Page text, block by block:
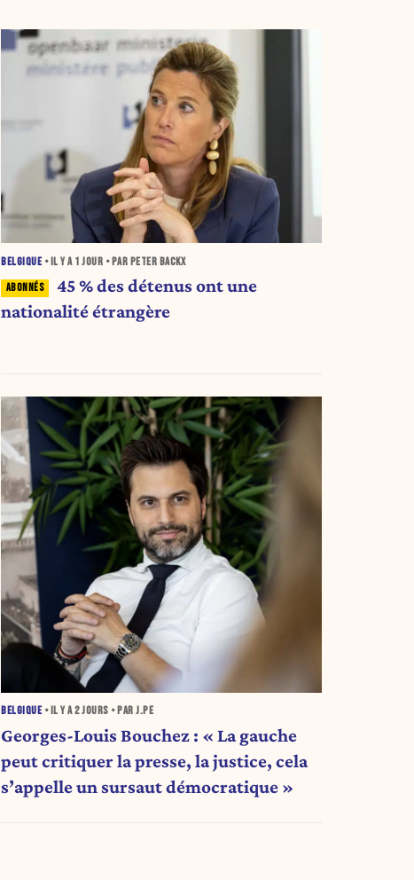
BELGIQUE • IL Y A 1 JOUR • PAR PETER BACKX
45 % des détenus ont une
nationalité étrangère
BELGIQUE • IL Y A2 JOURS • PAR J.PE
Georges-Louis Bouchez : « La gauche
peut critiquer la presse, la justice, cela
s’appelle un sursaut démocratique »